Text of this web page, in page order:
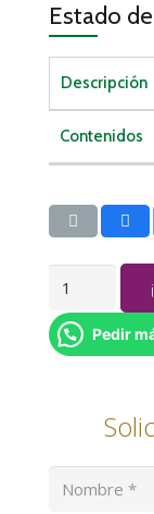
Estado
Descripción
Contenidos
FLASH
Pedir